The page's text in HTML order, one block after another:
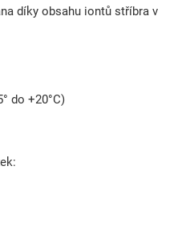
díky obsahu iontů stříbra v
do +20°C)